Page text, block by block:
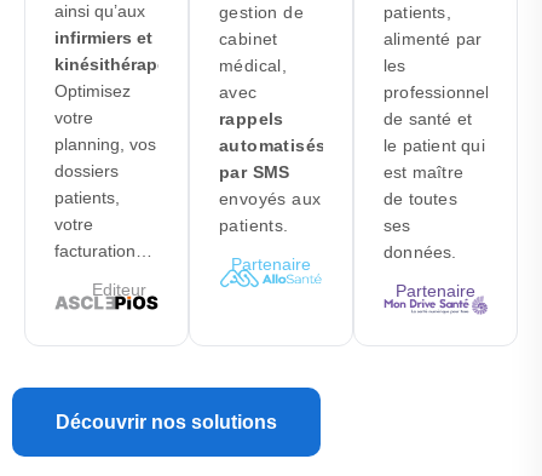
ainsi qu’aux
infirmiers et
kinésithérapeutes
Optimisez
votre
planning, vos
dossiers
patients,
votre
facturation…
Editeur
gestion de
cabinet
médical,
avec
rappels
automatisés
par SMS
envoyés aux
patients.
Partenaire
patients,
alimenté par
les
professionnels
de santé et
le patient qui
est maître
de toutes
ses
données.
Partenaire
Découvrir nos solutions